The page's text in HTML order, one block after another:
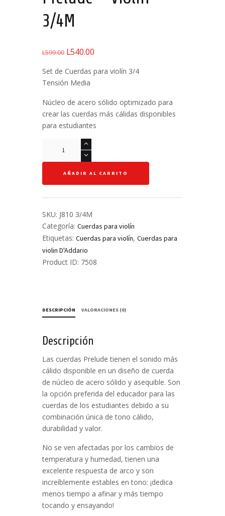
3/4M
L599.00 El
original
era:
L599.00.
L540.00
actual
L540.00.
Set de Cuerdas para violín 3/4
Tensión Media
Núcleo de acero sólido optimizado para
crear las cuerdas más cálidas disponibles
para estudiantes
Violín
3/4M
cantidad
AÑADIR AL CARRITO
SKU: J810 3/4M
Categoría: Cuerdas para violín
Etiquetas: Cuerdas para violín, Cuerdas para
violin D'Addario
Product ID: 7508
DESCRIPCIÓN VALORACIONES (0)
Descripción
Las cuerdas Prelude tienen el sonido más
cálido disponible en un diseño de cuerda
de núcleo de acero sólido y asequible. Son
la opción preferida del educador para las
cuerdas de los estudiantes debido a su
combinación única de tono cálido,
durabilidad y valor.
No se ven afectadas por los cambios de
temperatura y humedad, tienen una
excelente respuesta de arco y son
increíblemente estables en tono: ¡dedica
menos tiempo a afinar y más tiempo
tocando y ensayando!